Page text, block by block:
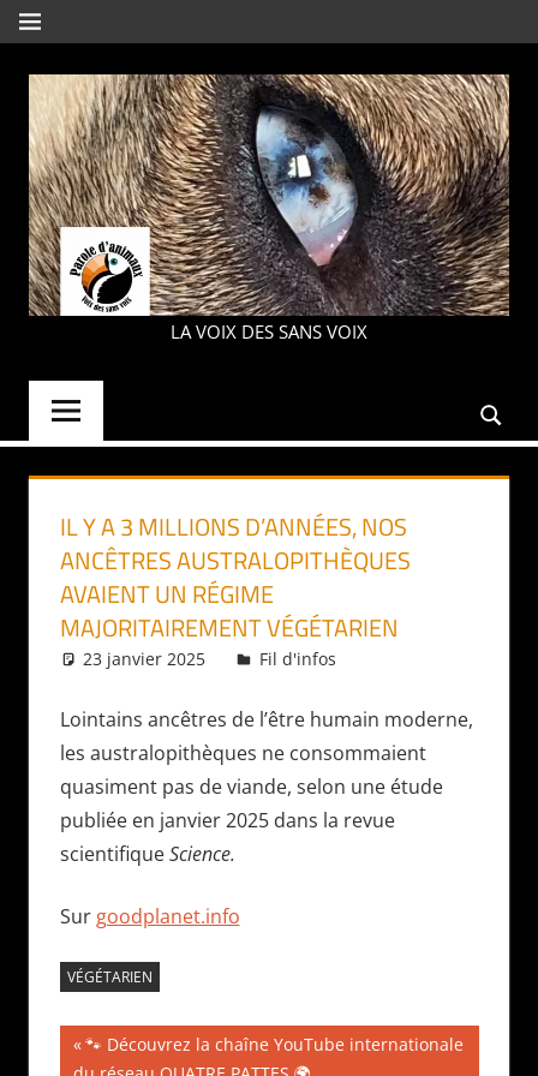
Aller
au
contenu
MENU
PAROLE
LA VOIX DES SANS VOIX
IL Y A 3 MILLIONS D’ANNÉES, NOS
ANCÊTRES AUSTRALOPITHÈQUES
AVAIENT UN RÉGIME
MAJORITAIREMENT VÉGÉTARIEN
23 janvier 2025 Daniel
Fil d'infos
Lointains ancêtres de l’être humain moderne,
les australopithèques ne consommaient
quasiment pas de viande, selon une étude
publiée en janvier 2025 dans la revue
scientifiqueScience.
Sur goodplanet.info
VÉGÉTARIEN
Navigation
Publication
🐾 Découvrez la chaîne YouTube internationale